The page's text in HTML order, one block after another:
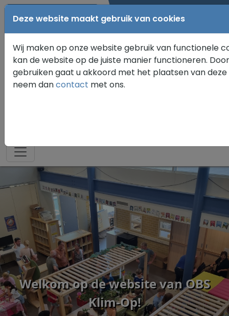
0183 582076
Welkom op de website van OBS
Klim-Op!
Deze website maakt gebruik van cookies
Wij maken op onze website gebruik van functionele
kan de website op de juiste manier functioneren.
gebruiken gaat u akkoord met het plaatsen van
neem dancontact met ons.